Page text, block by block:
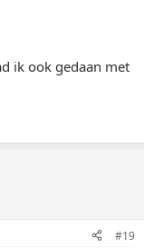
ik ook gedaan met
#19